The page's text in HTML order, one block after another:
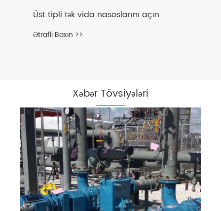
Üst tipli tək vida nasoslarını açın
Ətraflı Baxın >>
Xəbər Tövsiyələri